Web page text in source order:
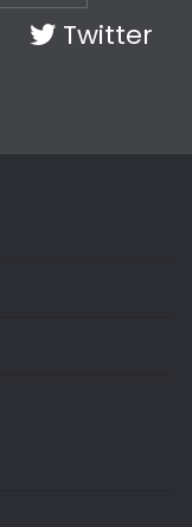
Twitter